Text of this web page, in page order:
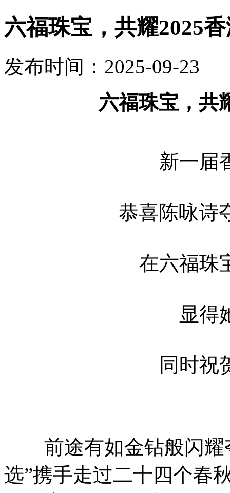
六福珠宝，共耀2025
发布时间：2025-09-23
六福珠宝，共
新一届香
恭喜陈咏诗夺
在六福珠宝
显得她
同时祝贺
前途有如金钻般闪耀
选”携手走过二十四个春